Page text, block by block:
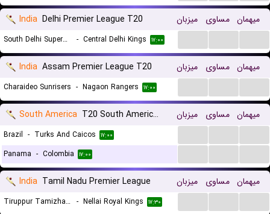
India Delhi Premier League T20 میزبان مساوی میهمان
South Delhi Superstarz - Central Delhi Kings ۱۷:۰۰
India Assam Premier League T20 میزبان مساوی میهمان
Charaideo Sunrisers - Nagaon Rangers ۱۷:۰۰
South America T20 South American Championship میزبان مساوی میهمان
Brazil - Turks And Caicos ۱۷:۰۰
Panama - Colombia ۱۷:۰۰
India Tamil Nadu Premier League میزبان مساوی میهمان
Tiruppur Tamizhans - Nellai Royal Kings ۱۷:۳۰